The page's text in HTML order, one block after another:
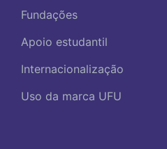
Fundações
Apoio estudantil
Internacionalização
Uso da marca UFU